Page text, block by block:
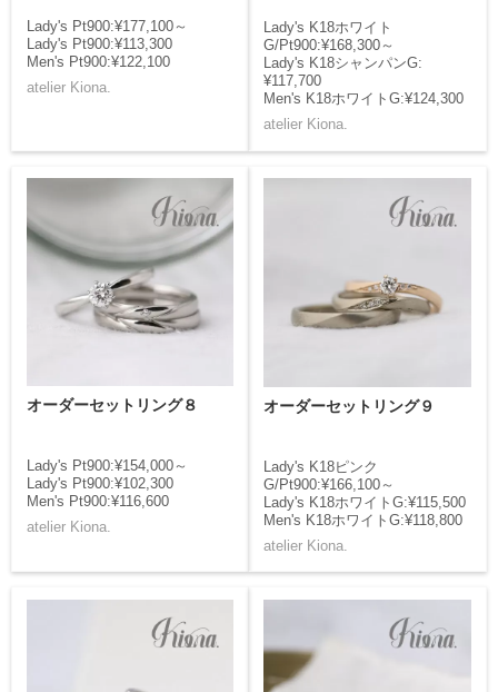
Lady's Pt900:¥177,100～
Lady's Pt900:¥113,300
Men's Pt900:¥122,100
atelier Kiona.
Lady's K18ホワイト
G/Pt900:¥168,300～
Lady's K18シャンパンG:
¥117,700
Men's K18ホワイトG:¥124,300
atelier Kiona.
オーダーセットリング８
Lady's Pt900:¥154,000～
Lady's Pt900:¥102,300
Men's Pt900:¥116,600
atelier Kiona.
オーダーセットリング９
Lady's K18ピンク
G/Pt900:¥166,100～
Lady's K18ホワイトG:¥115,500
Men's K18ホワイトG:¥118,800
atelier Kiona.